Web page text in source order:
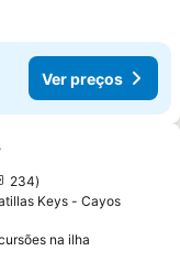
Ver preços
favoritos
234
Keys - Cayos
na ilha